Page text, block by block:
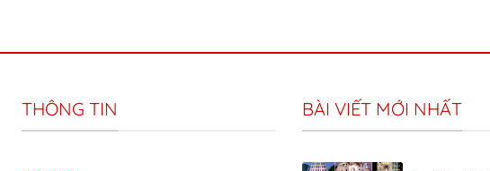
THÔNG TIN BÀI VIẾT MỚI NHẤT